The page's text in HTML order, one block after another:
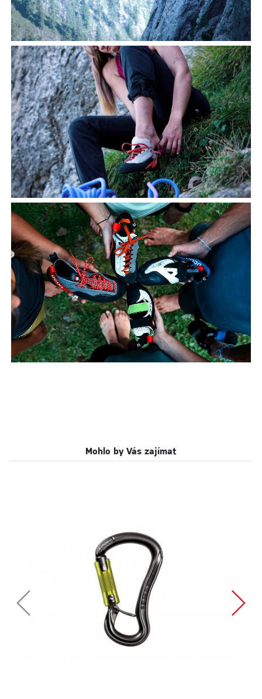
Mohlo by Vás zajímat